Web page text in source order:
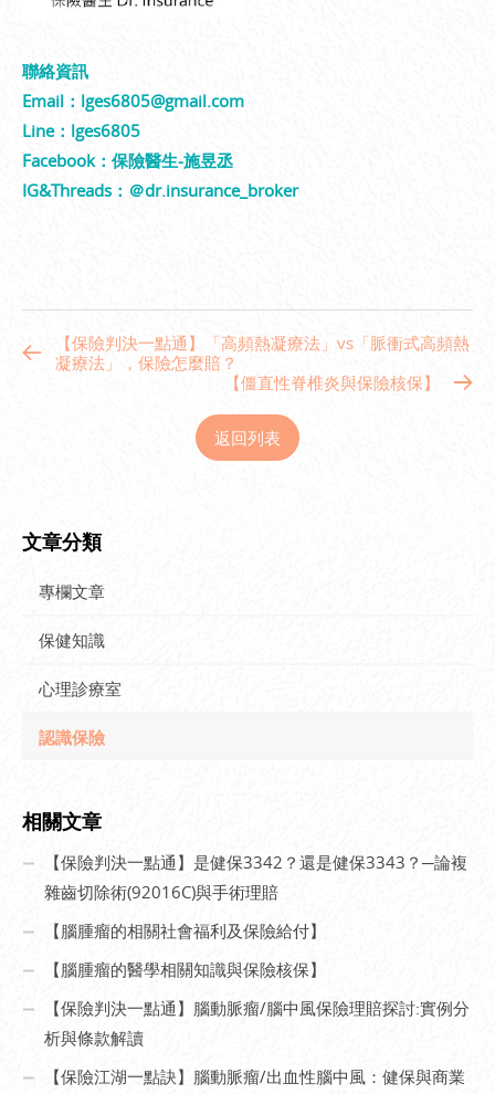
聯絡資訊
Email：lges6805@gmail.com
Line：lges6805
Facebook：保險醫生-施昱丞
IG&Threads：＠dr.insurance_broker
【保險判決一點通】「高頻熱凝療法」vs「脈衝式高頻熱
凝療法」，保險怎麼賠？
【僵直性脊椎炎與保險核保】
返回列表
文章分類
專欄文章
保健知識
心理診療室
認識保險
相關文章
【保險判決一點通】是健保3342？還是健保3343？─論複
雜齒切除術(92016C)與手術理賠
【腦腫瘤的相關社會福利及保險給付】
【腦腫瘤的醫學相關知識與保險核保】
【保險判決一點通】腦動脈瘤/腦中風保險理賠探討:實例分
析與條款解讀
【保險江湖一點訣】腦動脈瘤/出血性腦中風：健保與商業